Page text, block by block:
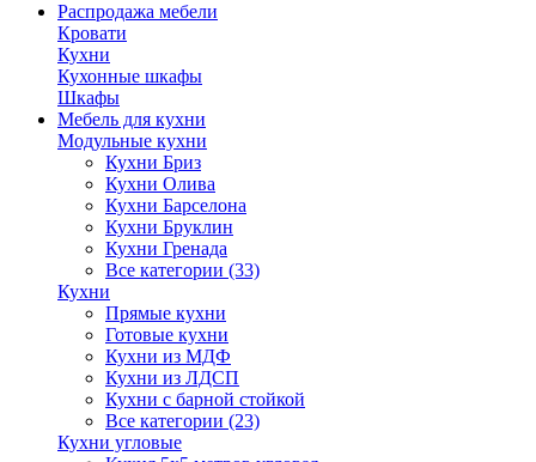
Распродажа мебели
Кровати
Кухни
Кухонные шкафы
Шкафы
Мебель для кухни
Модульные кухни
Кухни Бриз
Кухни Олива
Кухни Барселона
Кухни Бруклин
Кухни Гренада
Все категории (33)
Кухни
Прямые кухни
Готовые кухни
Кухни из МДФ
Кухни из ЛДСП
Кухни с барной стойкой
Все категории (23)
Кухни угловые